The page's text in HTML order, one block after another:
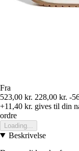
Fra
523,00 kr. 228,00 kr. -
+11,40 kr. gives til din
ordre
Loading...
Beskrivelse